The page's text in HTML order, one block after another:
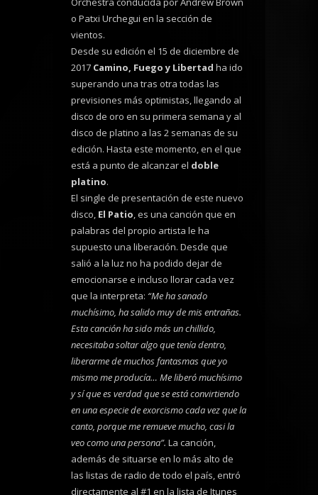
o Patxi Urchegui en la sección de
vientos.
Desde su edición el 15 de diciembre de
2017 Camino, Fuego y Libertad ha ido
superando una tras otra todas las
previsiones más optimistas, llegando al
disco de oro en su primera semana y al
disco de platino a las 2 semanas de su
edición. Hasta este momento, en el que
está a punto de alcanzar el doble
platino.
El single de presentación de este nuevo
disco, El Patio, es una canción que en
palabras del propio artista le ha
supuesto una liberación. Desde que
salió a la luz no ha podido dejar de
emocionarse e incluso llorar cada vez
que la interpreta: “Me ha sanado
muchísimo, ha salido muy de mis entrañas.
Esta canción ha sido más un chillido,
necesitaba soltar algo que tenía dentro,
liberarme de muchos fantasmas que yo
mismo me producía… Me liberó muchísimo
y sí que es verdad que se está convirtiendo
en una especie de exorcismo cada vez que la
canto, porque me remueve mucho, casi la
veo como una persona”. La canción,
además de situarse en lo más alto de
las listas de radio de todo el país, entró
directamente al #1 en la lista de Itunes